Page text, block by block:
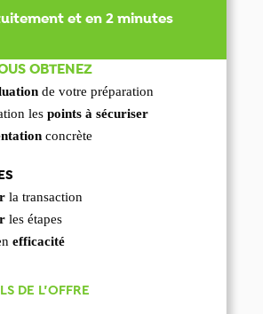
et en 2 minutes
OBTENEZ
de votre préparation
les points à sécuriser
concrète
la transaction
les étapes
efficacité
DE L’OFFRE